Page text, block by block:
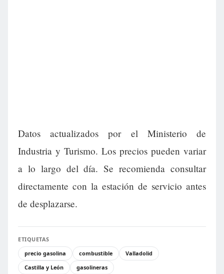
Datos actualizados por el Ministerio de
Industria y Turismo. Los precios pueden variar
a lo largo del día. Se recomienda consultar
directamente con la estación de servicio antes
de desplazarse.
ETIQUETAS
precio gasolina
combustible
Valladolid
Castilla y León
gasolineras